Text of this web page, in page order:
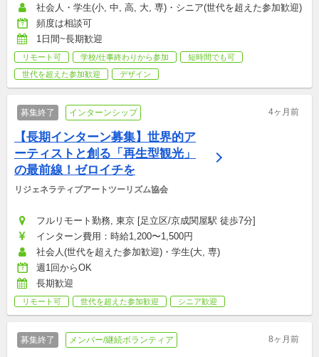
社会人・学生(小, 中, 高, 大, 専)・シニア(世代を超えた参加歓迎)
頻度は相談可
1日間~長期歓迎
リモート可 学校/仕事終わりから参加
短時間でも可
世代を超えた参加歓迎
デザイン
募集終了 インターンシップ 4ヶ月前
【長期インターン募集】世界的ア
ーティストと創る「再生型観光」
の最前線！ゼロイチを
リジェネラティブアートツーリズム協会
フルリモート勤務, 東京 [足立区/京成関屋駅 徒歩7分]
インターン費用：時給1,200〜1,500円
社会人(世代を超えた参加歓迎)・学生(大, 専)
週1回からOK
長期歓迎
リモート可 世代を超えた参加歓迎 シニア歓迎
募集終了 メンバー/継続ボランティア 8ヶ月前